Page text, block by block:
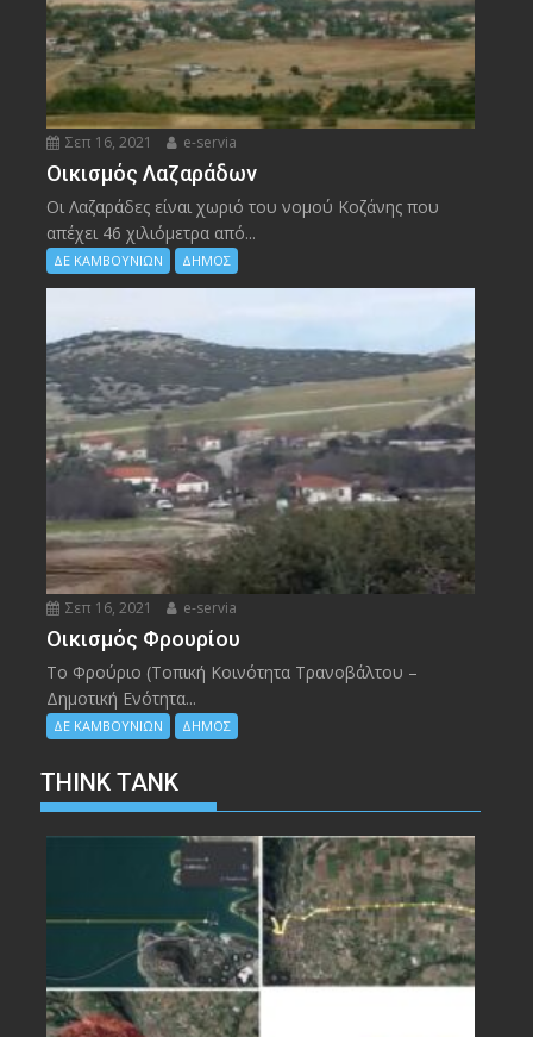
Σεπ 16, 2021 e-servia
Οικισμός Λαζαράδων
Οι Λαζαράδες είναι χωριό του νομού Κοζάνης που
απέχει 46 χιλιόμετρα από...
ΔΕ ΚΑΜΒΟΥΝΙΩΝ ΔΗΜΟΣ
Σεπ 16, 2021 e-servia
Οικισμός Φρουρίου
Το Φρούριο (Τοπική Κοινότητα Τρανοβάλτου –
Δημοτική Ενότητα...
ΔΕ ΚΑΜΒΟΥΝΙΩΝ ΔΗΜΟΣ
THINK TANK